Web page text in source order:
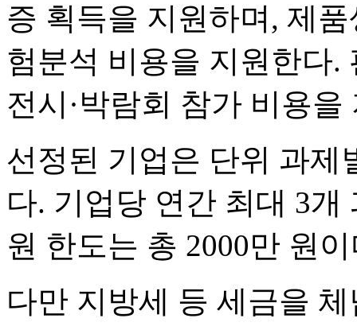
증 획득을 지원하며, 제
험분석 비용을 지원한다.
전시·박람회 참가 비용
선정된 기업은 단위 과제
다. 기업당 연간 최대 3
원 한도는 총 2000만 원
다만 지방세 등 세금을